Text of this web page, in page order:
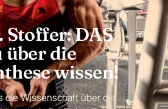
Stoffer: DAS
über die
wissen!
die Wissenschaft über die